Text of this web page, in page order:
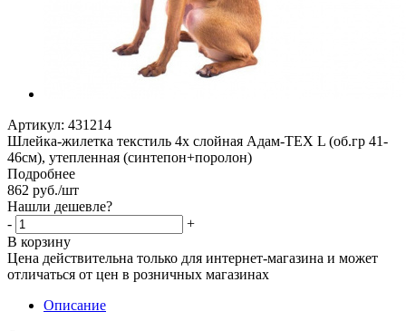
Артикул: 431214
Шлейка-жилетка текстиль 4х слойная Адам-ТЕХ L (об.гр 41-
46см), утепленная (синтепон+поролон)
Подробнее
862 руб./шт
Нашли дешевле?
-
+
В корзину
Цена действительна только для интернет-магазина и может
отличаться от цен в розничных магазинах
Описание